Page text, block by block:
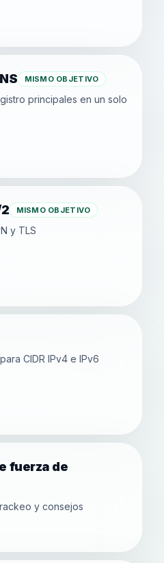
MISMO OBJETIVO
principales en un solo
MISMO OBJETIVO
y TLS
CIDR IPv4 e IPv6
fuerza de
y consejos